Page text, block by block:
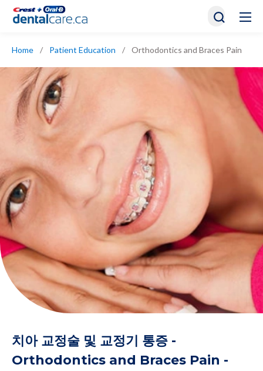
Home / Patient Education / Orthodontics and Braces Pain
치아 교정술 및 교정기 통증 -
Orthodontics and Braces Pain -